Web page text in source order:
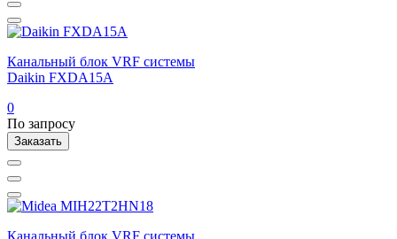
Канальный блок VRF системы
Daikin FXDA15A
0
По запросу
Заказать
Канальный блок VRF системы